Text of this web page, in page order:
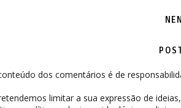
dos comentários é de
limitar a sua expressão de